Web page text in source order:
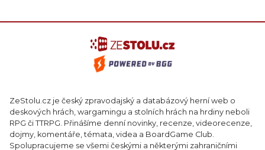
ZeStolu.cz je český zpravodajský a databázový herní web o
deskových hrách, wargamingu a stolních hrách na hrdiny neboli
RPG či TTRPG. Přinášíme denní novinky, recenze, videorecenze,
dojmy, komentáře, témata, videa a BoardGame Club.
Spolupracujeme se všemi českými a některými zahraničními